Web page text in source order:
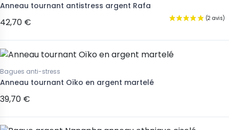
Anneau tournant antistress argent Rafa
42,70 €
Bagues anti-stress
Anneau tournant Oïko en argent martelé
39,70 €